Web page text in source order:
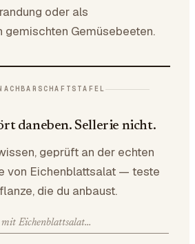
oder als
gemischten Gemüsebeeten.
daneben. Sellerie nicht.
geprüft an der echten
von Eichenblattsalat — teste
die du anbaust.